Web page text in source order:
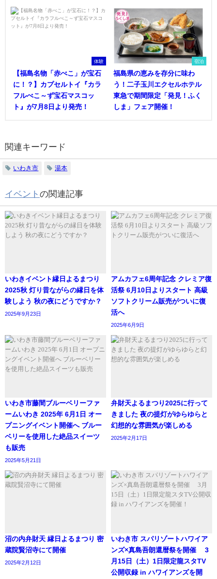
体験
【福島名物「赤べこ」が宝石
に！？】カプセルトイ『カラ
フルべこ～ず宝石マスコッ
ト』が7月8日より発売！
宿泊
福島県の恵みを存分に味わ
う！二子玉川エクセルホテル
東急で期間限定「発見！ふく
しま」フェア開催！
関連キーワード
いわき市 湯本
イベント の関連記事
いわきイベント縁日よるまつり
2025秋 灯り昔ながらの縁日を体
験しよう 秋の夜にどうですか？
2025年9月23日
アムカフェ6周年記念 クレミア復
活祭 6月10日よりスタート 高級
ソフトクリーム販売がついに復
活へ
2025年6月9日
いわき市藤間ブルーベリーファ
ームいわき 2025年 6月1日 オー
プニングイベント開催へ ブルー
ベリーを使用した絶品スイーツ
も販売
2025年5月21日
弁財天よるまつり2025に行って
きました 夜の提灯がゆらゆらと
幻想的な雰囲気が楽しめる
2025年2月17日
沼の内弁財天 縁日よるまつり 密
蔵院賢沼寺にて開催
2025年2月12日
いわき市 スパリゾートハワイア
ンズ×真島吾朗還暦祭を開催 3
月15日（土）1日限定龍スタTV
公開収録 in ハワイアンズを開